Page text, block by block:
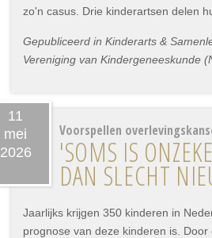
zo'n casus. Drie kinderartsen delen
Gepubliceerd in Kinderarts &
Vereniging van Kindergeneeskunde
11
mei
2026
Voorspellen
'SOMS IS
DAN SLECHT
Jaarlijks krijgen 350 kinderen in
prognose van deze kinderen is.